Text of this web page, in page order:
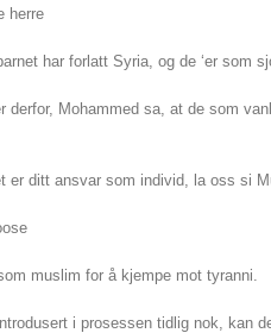
herre
har forlatt Syria, og de ‘er som
derfor, Mohammed sa, at de som
ditt ansvar som individ, la oss si
muslim for å kjempe mot tyranni.
i prosessen tidlig nok,